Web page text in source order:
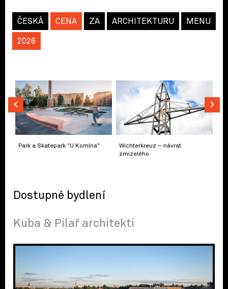
ČESKÁ CENA ZA ARCHITEKTURU
2026
MENU
Park a Skatepark "U Komína"
Wichterkreuz – návrat
zmizelého
Dostupné bydlení
Kuba & Pilař architekti